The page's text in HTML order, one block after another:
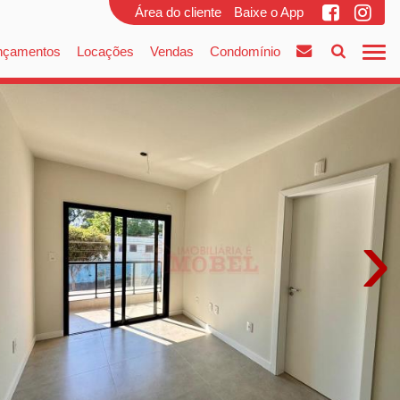
Área do cliente Baixe o App
Locações Vendas Condomínio
›